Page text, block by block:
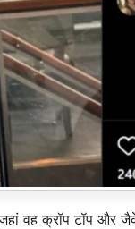
वह क्रॉप टॉप